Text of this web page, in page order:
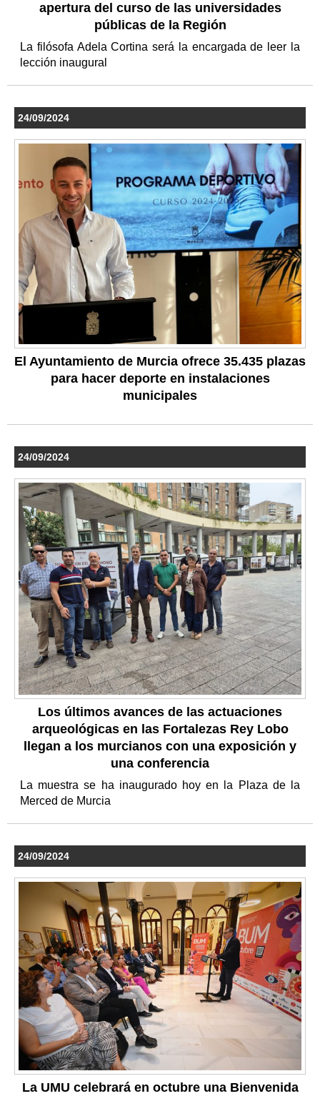
apertura del curso de las universidades
públicas de la Región
La filósofa Adela Cortina será la encargada de leer la
lección inaugural
24/09/2024
El Ayuntamiento de Murcia ofrece 35.435 plazas
para hacer deporte en instalaciones
municipales
24/09/2024
Los últimos avances de las actuaciones
arqueológicas en las Fortalezas Rey Lobo
llegan a los murcianos con una exposición y
una conferencia
La muestra se ha inaugurado hoy en la Plaza de la
Merced de Murcia
24/09/2024
La UMU celebrará en octubre una Bienvenida